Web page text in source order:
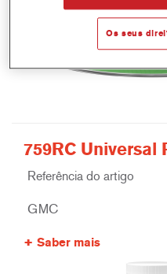
759RC Universal
Referência do artigo
GMC
Saber mais
Os seus